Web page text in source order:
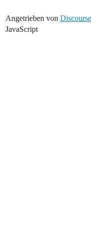
Angetrieben von Discourse
JavaScript